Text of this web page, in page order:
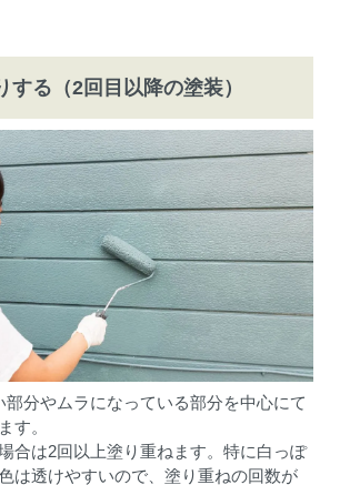
する（2回目以降の塗装）
部分やムラになっている部分を中心にて
す。
合は2回以上塗り重ねます。特に白っぽ
は透けやすいので、塗り重ねの回数が